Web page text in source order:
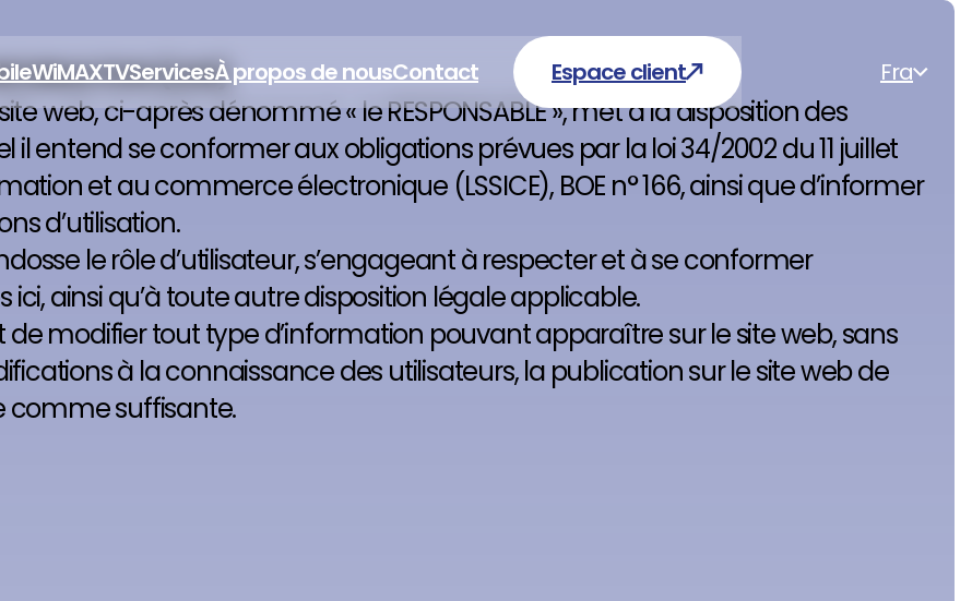
WiMAXTVServicesÀ propos de nousContact Espace client Fra
(LSSI)
site web, ci-après dénommé « le RESPONSABLE », met à la disposition des
entend se conformer aux obligations prévues par la loi 34/2002 du 11 juillet
et au commerce électronique (LSSICE), BOE n° 166, ainsi que d’informer
d’utilisation.
le rôle d’utilisateur, s’engageant à respecter et à se conformer
ainsi qu’à toute autre disposition légale applicable.
de modifier tout type d’information pouvant apparaître sur le site web, sans
à la connaissance des utilisateurs, la publication sur le site web de
comme suffisante.